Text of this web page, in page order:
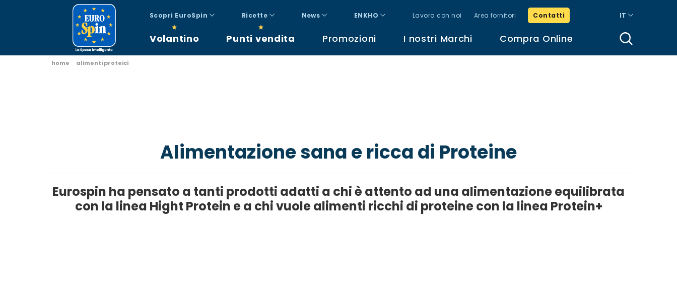
Scopri EuroSpin Ricette News ENKHO Lavora con noi Area fornitori Contatti IT
Volantino Punti vendita Promozioni I nostri Marchi Compra Online
home alimenti proteici
Alimentazione sana e ricca di Proteine
Eurospin ha pensato a tanti prodotti adatti a chi è attento ad una alimentazione equilibrata
con la linea Hight Protein e a chi vuole alimenti ricchi di proteine con la linea Protein+